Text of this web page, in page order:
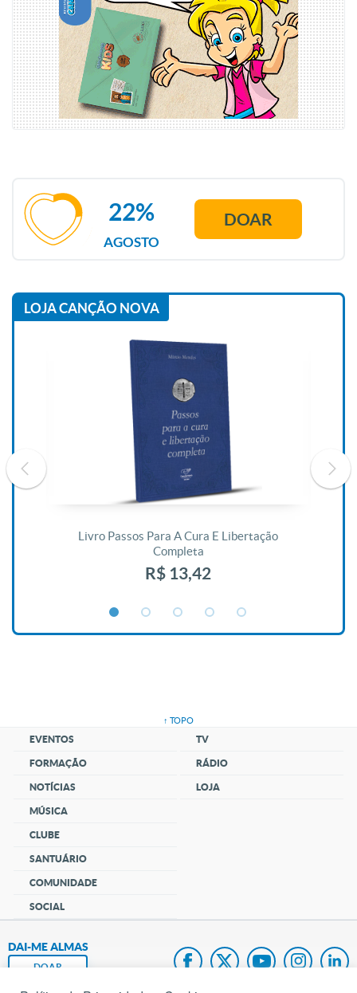
AGOSTO
22% DOAR
LOJA CANÇÃO NOVA
Livro Passos Para A Cura E Libertação
Completa
R$ 13,42
↑ TOPO
EVENTOS
FORMAÇÃO
NOTÍCIAS
MÚSICA
CLUBE
SANTUÁRIO
COMUNIDADE
SOCIAL
TV
RÁDIO
LOJA
DAI-ME ALMAS
DOAR